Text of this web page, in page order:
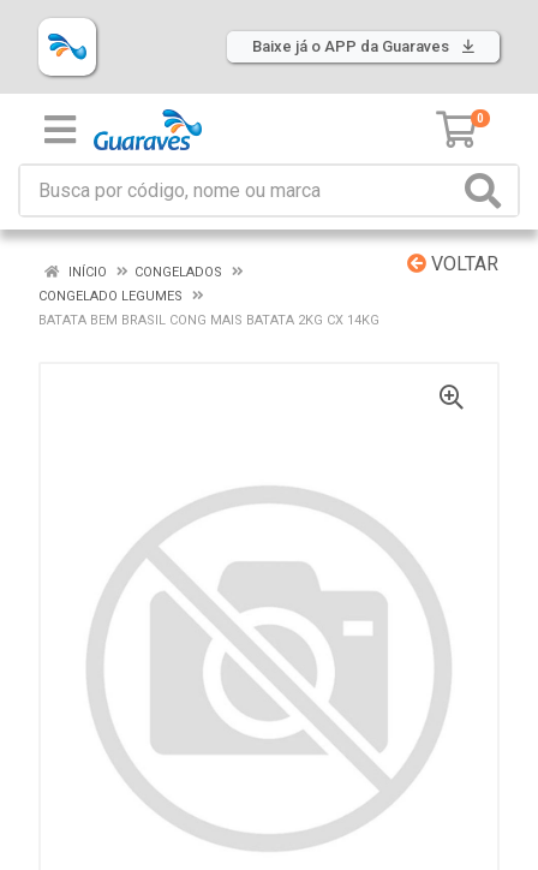
Baixe já o APP da Guaraves
0
VOLTAR
INÍCIO
CONGELADOS
CONGELADO LEGUMES
BATATA BEM BRASIL CONG MAIS BATATA 2KG CX 14KG